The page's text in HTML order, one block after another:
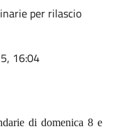
per rilascio
16:04
di domenica 8 e